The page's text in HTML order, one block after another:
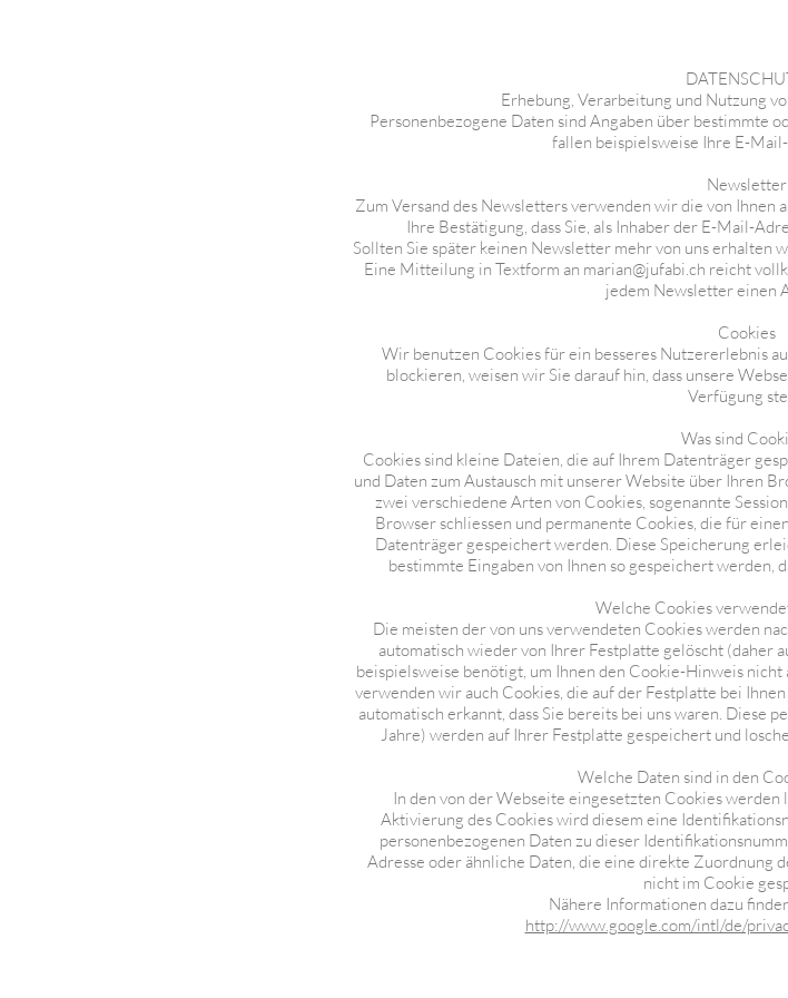
Erhebung, Verarbeitung und Nutzung
Personenbezogene Daten sind Angaben über bestimmte
fallen beispielsweise Ihre E-
Newsletter
Zum Versand des Newsletters verwenden wir die von
Ihre Bestätigung, dass Sie, als Inhaber der E-Mail-
Sollten Sie später keinen Newsletter mehr von uns erhalten
Eine Mitteilung in Textform an marian@jufabi.ch reicht
jedem Newsletter einen
Cookies
Wir benutzen Cookies für ein besseres Nutzererlebnis
blockieren, weisen wir Sie darauf hin, dass unsere
Verfügung
Was sind
Cookies sind kleine Dateien, die auf Ihrem Datenträger
und Daten zum Austausch mit unserer Website über Ihren
zwei verschiedene Arten von Cookies, sogenannte
Browser schliessen und permanente Cookies, die für
Datenträger gespeichert werden. Diese Speicherung
bestimmte Eingaben von Ihnen so gespeichert werden,
Welche Cookies
Die meisten der von uns verwendeten Cookies werden
automatisch wieder von Ihrer Festplatte gelöscht (daher
beispielsweise benötigt, um Ihnen den Cookie-Hinweis
verwenden wir auch Cookies, die auf der Festplatte bei
automatisch erkannt, dass Sie bereits bei uns waren. Diese
Jahre) werden auf Ihrer Festplatte gespeichert und
Welche Daten sind in den
In den von der Webseite eingesetzten Cookies
Aktivierung des Cookies wird diesem eine
personenbezogenen Daten zu dieser
Adresse oder ähnliche Daten, die eine direkte Zuordnung
nicht im Cookie
Nähere Informationen dazu
http://www.google.com/intl/de/